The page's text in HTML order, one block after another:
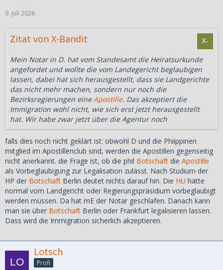
9. Juli 2026
Zitat von X-Bandit
Mein Notar in D. hat vom Standesamt die Heiratsurkunde
angefordet und wollte die vom Landegericht beglaubigen
lassen, dabei hat sich herausgestellt, dass sie Landgerichte
das nicht mehr machen, sondern nur noch die
Bezirksregierungen eine Apostille. Das akzeptiert die
Immigration wohl nicht, wie sich erst jetzt herausgestellt
hat. Wir habe zwar jetzt über die Agentur noch
falls dies noch nicht geklärt ist: obwohl D und die Phiippinen
mitglied im Apostillenclub sind, werden die Apostillen gegenseitig
nicht anerkannt. die Frage ist, ob die phil Botschaft die Apostille
als Vorbeglaubigung zur Legalisation zulässt. Nach Studium der
HP der Botschaft Berlin deutet nichts darauf hin. Die HU hätte
normal vom Landgericht oder Regierungspräsidium vorbeglaubigt
werden müssen. Da hat mE der Notar geschlafen. Danach kann
man sie über Botschaft Berlin oder Frankfurt legalisieren lassen.
Dass wird die Immigration sicherlich akzeptieren.
Lotsch
Profi